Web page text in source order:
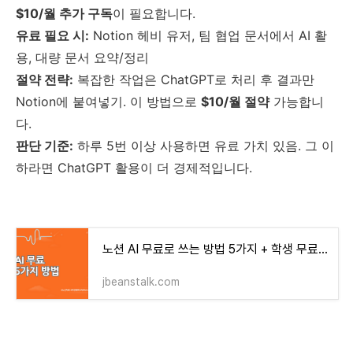
$10/월 추가 구독이 필요합니다.
유료 필요 시: Notion 헤비 유저, 팀 협업 문서에서 AI 활
용, 대량 문서 요약/정리
절약 전략: 복잡한 작업은 ChatGPT로 처리 후 결과만
Notion에 붙여넣기. 이 방법으로 $10/월 절약가능합니
다.
판단 기준: 하루 5번 이상 사용하면 유료 가치 있음. 그 이
하라면 ChatGPT 활용이 더 경제적입니다.
노션 AI 무료로 쓰는 방법 5가지 + 학생 무료 플랜 신청 꿀팁
jbeanstalk.com